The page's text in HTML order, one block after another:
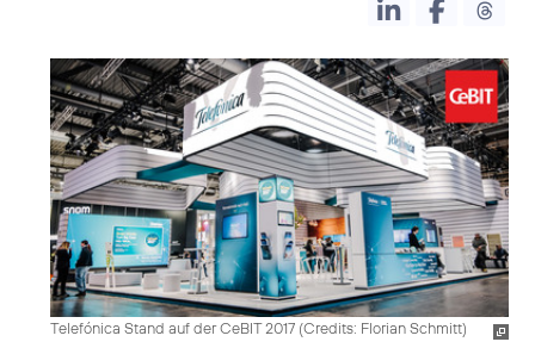
Telefónica Stand auf der CeBIT 2017 (Credits: Florian Schmitt)